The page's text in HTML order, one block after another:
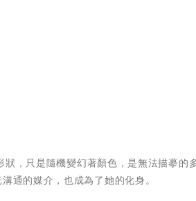
，只是隨機變幻著顏色，是無法描摹的
通的媒介，也成為了她的化身。